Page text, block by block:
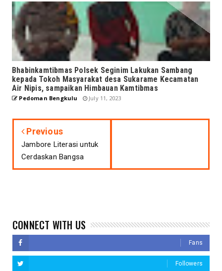
Bhabinkamtibmas Polsek Seginim Lakukan Sambang
kepada Tokoh Masyarakat desa Sukarame Kecamatan
Air Nipis, sampaikan Himbauan Kamtibmas
Pedoman Bengkulu July 11, 2023
Previous
Jambore Literasi untuk
Cerdaskan Bangsa
CONNECT WITH US
Fans
Followers